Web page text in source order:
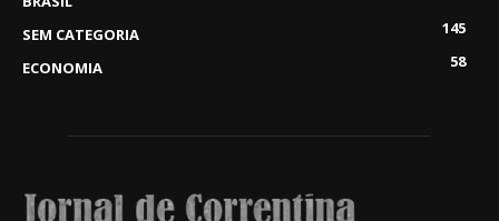
SEM CATEGORIA
145
ECONOMIA
58